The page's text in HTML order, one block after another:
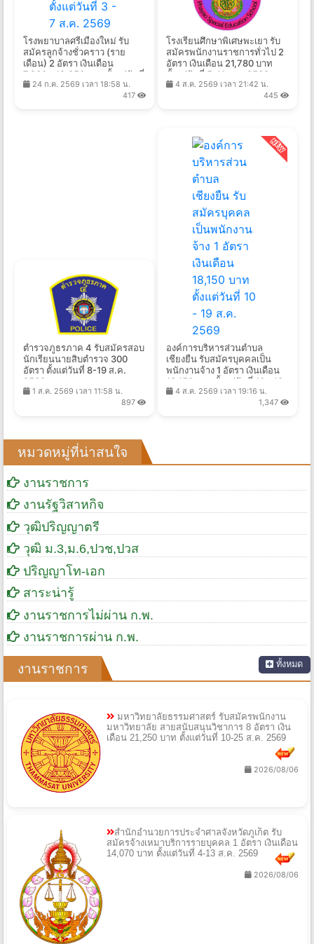
โรงพยาบาลศรีเมืองใหม่ รับ
สมัครลูกจ้างชั่วคราว (ราย
เดือน) 2 อัตรา เงินเดือน
7,260 - 12,350 บาท ตั้งแต่วันที่
3 - 7 ส.ค. 2569
24 ก.ค. 2569 เวลา 18:58 น.
417
โรงเรียนศึกษาพิเศษพะเยา รับ
สมัครพนักงานราชการทั่วไป 2
อัตรา เงินเดือน 21,780 บาท
ตั้งแต่วันที่ 5-11 ส.ค. 2569
4 ส.ค. 2569 เวลา 21:42 น.
445
ตำรวจภูธรภาค 4 รับสมัครสอบ
นักเรียนนายสิบตำรวจ 300
อัตรา ตั้งแต่วันที่ 8-19 ส.ค.
2569
1 ส.ค. 2569 เวลา 11:58 น.
897
องค์การบริหารส่วนตําบล
เชียงยืน รับสมัครบุคคลเป็น
พนักงานจ้าง 1 อัตรา เงินเดือน
18,150 บาท ตั้งแต่วันที่ 10 - 19
ส.ค. 2569
4 ส.ค. 2569 เวลา 19:16 น.
1,347
หมวดหมู่ที่น่าสนใจ
งานราชการ
งานรัฐวิสาหกิจ
วุฒิปริญญาตรี
วุฒิ ม.3,ม.6,ปวช,ปวส
ปริญญาโท-เอก
สาระน่ารู้
งานราชการไม่ผ่าน ก.พ.
งานราชการผ่าน ก.พ.
งานราชการ ทั้งหมด
มหาวิทยาลัยธรรมศาสตร์ รับสมัครพนักงาน
มหาวิทยาลัย สายสนับสนุนวิชาการ 8 อัตรา เงิน
เดือน 21,250 บาท ตั้งแต่วันที่ 10-25 ส.ค. 2569
2026/08/06
สำนักอำนวยการประจำศาลจังหวัดภูเก็ต รับ
สมัครจ้างเหมาบริการรายบุคคล 1 อัตรา เงินเดือน
14,070 บาท ตั้งแต่วันที่ 4-13 ส.ค. 2569
2026/08/06